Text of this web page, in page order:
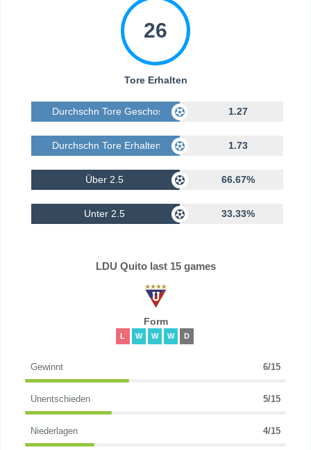
26
Tore Erhalten
Durchschn Tore Geschossen 1.27
Durchschn Tore Erhalten 1.73
Über 2.5 66.67%
Unter 2.5 33.33%
LDU Quito last 15 games
Form
L W W W D
Gewinnt 6/15
Unentschieden 5/15
Niederlagen 4/15